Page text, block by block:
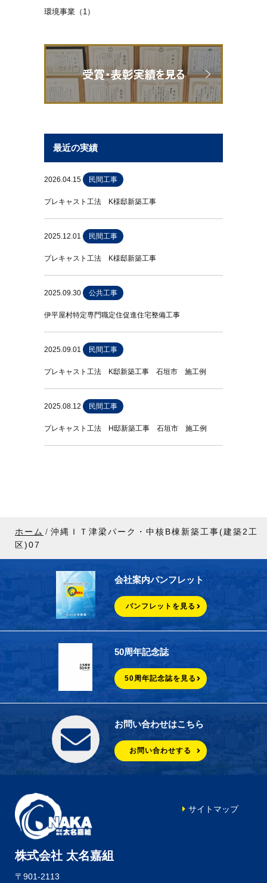
環境事業（1）
最近の実績
2026.04.15 民間工事
プレキャスト工法 K様邸新築工事
2025.12.01 民間工事
プレキャスト工法 K様邸新築工事
2025.09.30 公共工事
伊平屋村特定専門職定住促進住宅整備工事
2025.09.01 民間工事
プレキャスト工法 K邸新築工事 石垣市 施工例
2025.08.12 民間工事
プレキャスト工法 H邸新築工事 石垣市 施工例
ホーム
沖縄ＩＴ津梁パーク・中核B棟新築工事(建築2工
区)07
会社案内パンフレット
パンフレットを見る
50周年記念誌
50周年記念誌を見る
お問い合わせはこちら
お問い合わせする
株式会社 太名嘉組
〒901-2113
サイトマップ